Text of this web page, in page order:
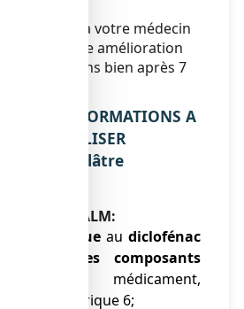
adresser à votre médecin
aucune amélioration
sentez moins bien après 7
LES INFORMATIONS A
D’UTILISER
mg, emplâtre
ANTALCALM:
allergiqueaudiclofénac
autres composants
dans ce médicament,
dans la rubrique 6;